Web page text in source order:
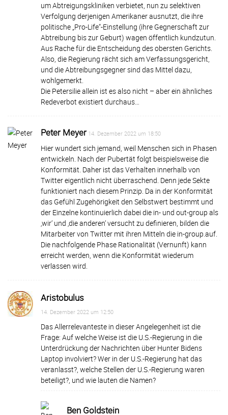
um Abtreigungskliniken verbietet, nun zu selektiven
Verfolgung derjenigen Amerikaner ausnutzt, die ihre
politische „Pro-Life“-Einstellung (ihre Gegnerschaft zur
Abtreibung bis zur Geburt) wagen öffentlich kundzutun.
Aus Rache für die Entscheidung des obersten Gerichts.
Also, die Regierung rächt sich am Verfassungsgericht,
und die Abtreibungsgegner sind das Mittel dazu,
wohlgemerkt.
Die Petersilie allein ist es also nicht – aber ein ähnliches
Redeverbot existiert durchaus…
Peter Meyer 14. Dezember 2022 um 18:50
Hier wundert sich jemand, weil Menschen sich in Phasen
entwickeln. Nach der Pubertät folgt beispielsweise die
Konformität. Daher ist das Verhalten innerhalb von
Twitter eigentlich nicht überraschend. Denn jede Sekte
funktioniert nach diesem Prinzip. Da in der Konformität
das Gefühl Zugehörigkeit den Selbstwert bestimmt und
der Einzelne kontinuierlich dabei die in- und out-group als
‚wir‘ und ‚die anderen‘ versucht zu definieren, bilden die
Mitarbeiter von Twitter mit ihren Mitteln die in-group.auf.
Die nachfolgende Phase Rationalität (Vernunft) kann
erreicht werden, wenn die Konformität wiederum
verlassen wird.
Aristobulus
14. Dezember 2022 um 12:50
Das Allerrelevanteste in dieser Angelegenheit ist die
Frage: Auf welche Weise ist die U.S.-Regierung in die
Unterdrückung der Nachrichten über Hunter Bidens
Laptop involviert? Wer in der U.S.-Regierung hat das
veranlasst?, welche Stellen der U.S.-Regierung waren
beteiligt?, und wie lauten die Namen?
Ben Goldstein